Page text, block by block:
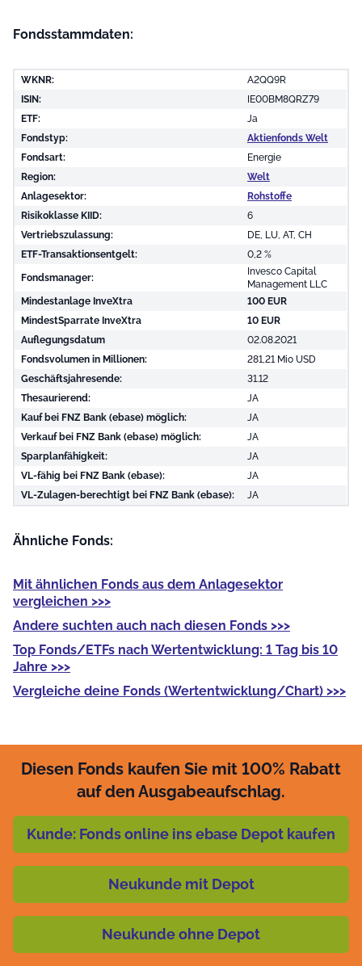
Fondsstammdaten:
WKNR:
A2QQ9R
ISIN:
IE00BM8QRZ79
ETF:
Ja
Fondstyp:
Aktienfonds Welt
Fondsart:
Energie
Region:
Welt
Anlagesektor:
Rohstoffe
Risikoklasse KIID:
6
Vertriebszulassung:
DE, LU, AT, CH
ETF-Transaktionsentgelt:
0,2 %
Fondsmanager:
Invesco Capital
Management LLC
Mindestanlage InveXtra
100 EUR
MindestSparrate InveXtra
10 EUR
Auflegungsdatum
02.08.2021
Fondsvolumen in Millionen:
281,21 Mio USD
Geschäftsjahresende:
31.12
Thesaurierend:
JA
Kauf bei FNZ Bank (ebase) möglich:
JA
Verkauf bei FNZ Bank (ebase) möglich:
JA
Sparplanfähigkeit:
JA
VL-fähig bei FNZ Bank (ebase):
JA
VL-Zulagen-berechtigt bei FNZ Bank (ebase):
JA
Ähnliche Fonds:
Mit ähnlichen Fonds aus dem Anlagesektor
vergleichen >>>
Andere suchten auch nach diesen Fonds >>>
Top Fonds/ETFs nach Wertentwicklung: 1 Tag bis 10
Jahre >>>
Vergleiche deine Fonds (Wertentwicklung/Chart) >>>
Diesen Fonds kaufen Sie mit 100% Rabatt
auf den Ausgabeaufschlag.
Kunde: Fonds online ins ebase Depot kaufen
Neukunde mit Depot
Neukunde ohne Depot